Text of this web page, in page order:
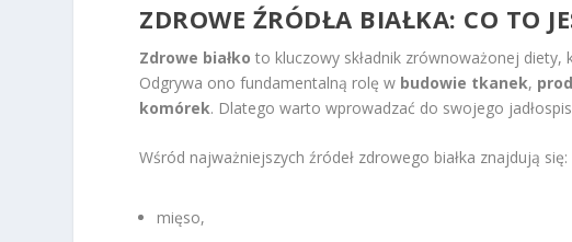
ZDROWE ŹRÓDŁA BIAŁKA: CO TO
Zdrowe białko to kluczowy składnik zrównoważonej
Odgrywa ono fundamentalną rolę w budowie tkanek,
komórek. Dlatego warto wprowadzać do swojego
Wśród najważniejszych źródeł zdrowego białka znajdują się:
mięso,